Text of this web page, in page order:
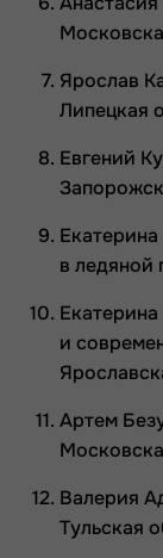
Ярослав
Липецкая
Евгений
в ледяной
и
Артем
Валерия
Тульская